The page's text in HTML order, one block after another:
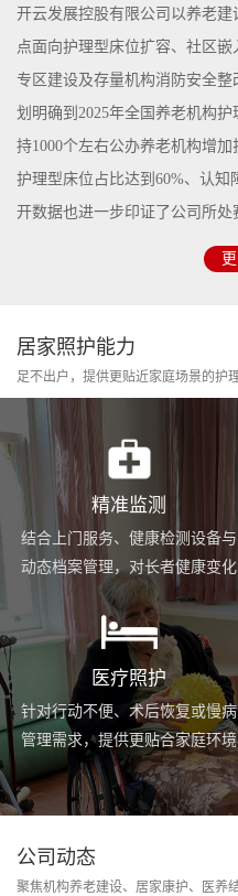
开云发展控股有限公司以养老
点面向护理型床位扩容、社区
专区建设及存量机构消防安全整
划明确到2025年全国养老机构
持1000个左右公办养老机构增
护理型床位占比达到60%、认
开数据也进一步印证了公司所处
居家照护能力
足不出户，提供更贴近家庭场景的护
精准监测
结合上门服务、健康检测设备与
动态档案管理，对长者健康变化
进行持续跟踪与基础预警。
医疗照护
针对行动不便、术后恢复或慢病
管理需求，提供更贴合家庭环境
的护理服务与用药协助支持。
公司动态
聚焦机构养老建设、居家康护、医养